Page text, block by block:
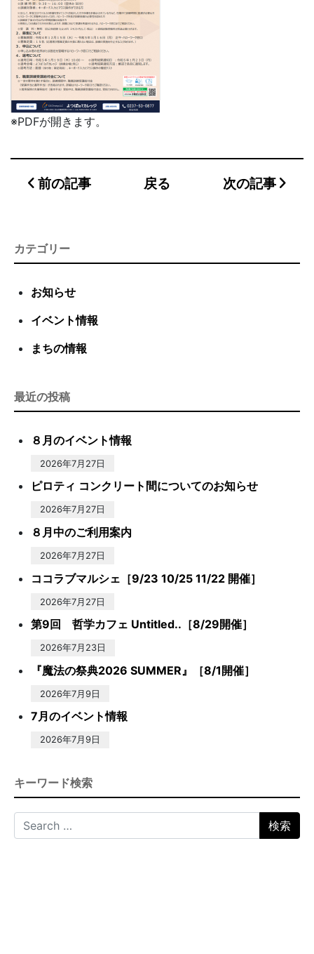
※PDFが開きます。
前の記事 戻る 次の記事
カテゴリー
お知らせ
イベント情報
まちの情報
最近の投稿
８月のイベント情報
2026年7月27日
ピロティ コンクリート間についてのお知らせ
2026年7月27日
８月中のご利用案内
2026年7月27日
ココラブマルシェ［9/23 10/25 11/22 開催］
2026年7月27日
第9回 哲学カフェ Untitled..［8/29開催］
2026年7月23日
『魔法の祭典2026 SUMMER』［8/1開催］
2026年7月9日
7月のイベント情報
2026年7月9日
キーワード検索
Search for: